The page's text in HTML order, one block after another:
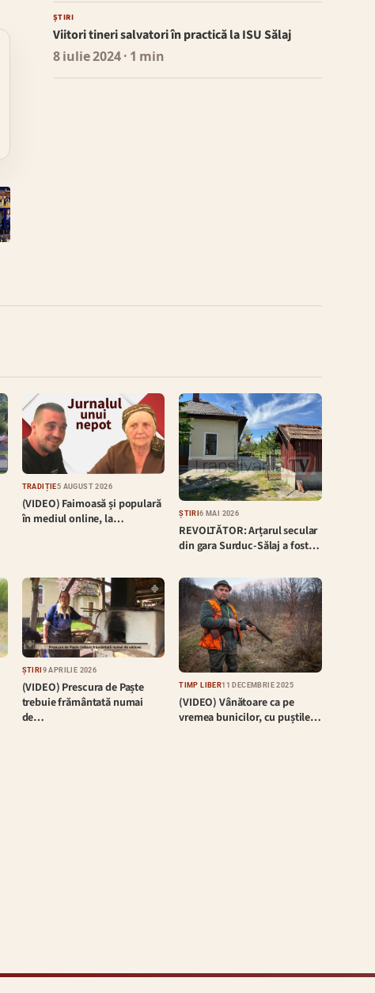
ȘTIRI
Viitori tineri salvatori în practică la ISU Sălaj
8 iulie 2024· 1 min
TRADIȚIE5 AUGUST 2026
(VIDEO) Faimoasă și populară
în mediul online, la…
ȘTIRI6 MAI 2026
REVOLTĂTOR: Arțarul secular
din gara Surduc-Sălaj a fost…
ȘTIRI 9 APRILIE 2026
(VIDEO) Prescura de Paște
trebuie frământată numai
de…
TIMP LIBER11 DECEMBRIE 2025
(VIDEO) Vânătoare ca pe
vremea bunicilor, cu puștile…